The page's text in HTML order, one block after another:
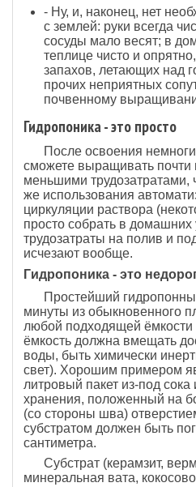
- Ну, и, наконец, нет
с землей: руки всегда
сосуды мало весят; в
теплице чисто и
запахов, летающих над
прочих неприятных
почвенному
Гидропоника - это просто
После освоения
сможете выращивать почти
меньшими трудозатратами,
же использования
циркуляции раствора
просто собрать в домашних
трудозатраты на полив и
исчезают вообще.
Гидропоника - это
Простейший
минуты из обыкновенного
любой подходящей ёмкости
ёмкость должна вмещать
воды, быть химически
свет). Хорошим примером
литровый пакет из-под сока
хранения, положенный на
(со стороны шва)
субстратом должен быть
сантиметра.
Субстрат (керамзит,
минеральная вата,